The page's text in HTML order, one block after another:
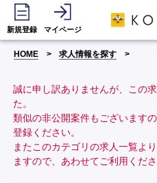
新規登録 マイページ
HOME 求人情報を探す
誠に申し訳ありませんが、この
た。
類似の非公開案件もございます
登録ください。
またこのカテゴリの求人一覧よ
ますので、あわせてご利用くださ